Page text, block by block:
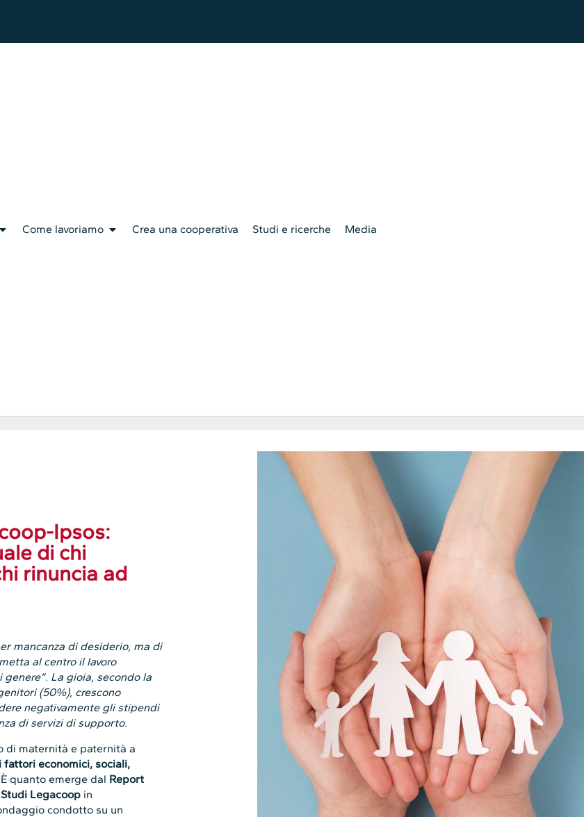
Come lavoriamo Crea una cooperativa Studi e ricerche Media
Ipsos:
di chi
rinuncia ad
mancanza di desiderio, ma di
al centro il lavoro
La gioia, secondo la
(50%), crescono
negativamente gli stipendi
di servizi di supporto.
di maternità e paternità a
fattori economici, sociali,
quanto emerge dal Report
Legacoop in
condotto su un